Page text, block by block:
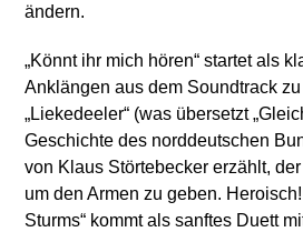
ändern.
„Könnt ihr mich hören“ startet als
Anklängen aus dem Soundtrack zu
„Liekedeeler“ (was übersetzt
Geschichte des norddeutschen
von Klaus Störtebecker erzählt,
um den Armen zu geben.
Sturms“ kommt als sanftes Duett